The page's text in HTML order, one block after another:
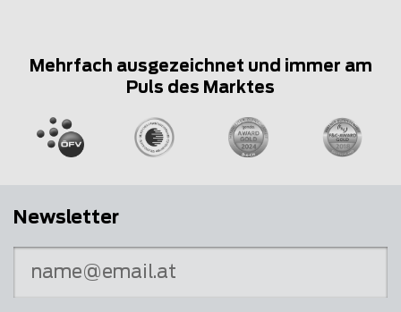
Mehrfach ausgezeichnet und immer am
Puls des Marktes
Newsletter